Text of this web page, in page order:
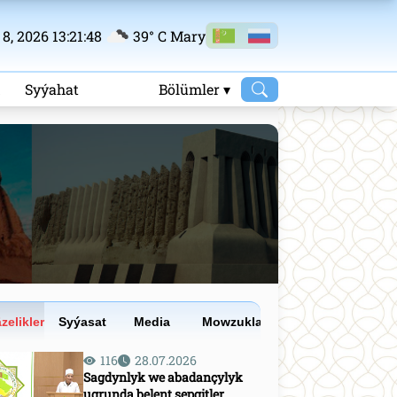
2026 13:21:49 39° C Mary
Syýahat Bölümler ▾
Syýasat Media Mowzuklar
116
28.07.2026
Sagdynlyk we abadançylyk